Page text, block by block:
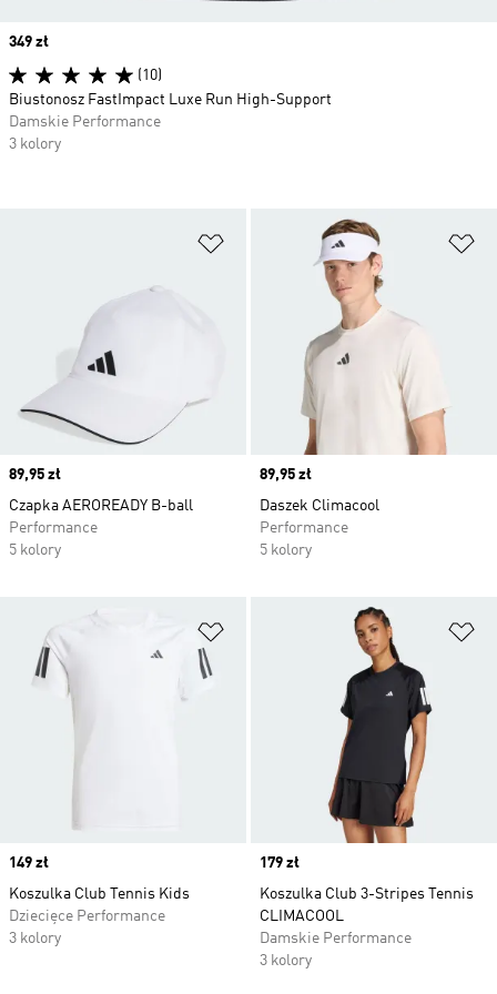
Dodaj do listy życzeń
Price
89,95 zł
Czapka AEROREADY B-ball
Performance
5 kolory
Price
89,95 zł
Daszek Climacool
Performance
5 kolory
Dodaj do listy życzeń
Price
149 zł
Koszulka Club Tennis Kids
Dziecięce Performance
3 kolory
Price
179 zł
Koszulka Club 3-Stripes Tennis
CLIMACOOL
Damskie Performance
3 kolory
Price
349 zł
(10)
Biustonosz FastImpact Luxe Run High-Support
Damskie Performance
3 kolory